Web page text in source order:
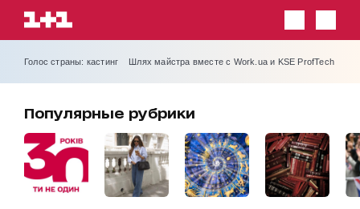
Голос страны: кастинг Шлях майстра вместе с Work.ua и KSE ProfTech
Популярные рубрики